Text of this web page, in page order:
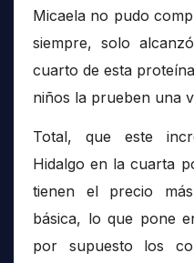
Micaela no pudo
siempre, solo
cuarto de esta
niños la prueben una
Total, que este
Hidalgo en la cuarta
tienen el precio
básica, lo que pone
por supuesto los